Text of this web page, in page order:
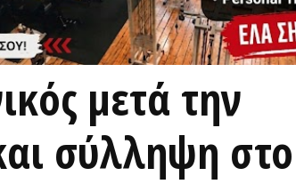
μετά την
σύλληψη στο